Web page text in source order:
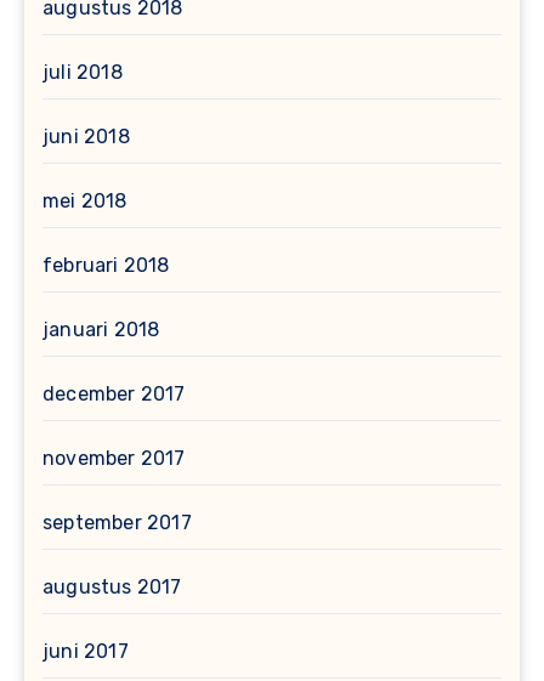
augustus 2018
juli 2018
juni 2018
mei 2018
februari 2018
januari 2018
december 2017
november 2017
september 2017
augustus 2017
juni 2017